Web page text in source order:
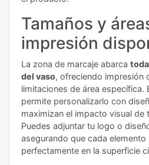
Tamaños y
impresión
La zona de marcaje abarca
del vaso, ofreciendo impresión
limitaciones de área específica.
permite personalizarlo con
maximizan el impacto visual de
Puedes adjuntar tu logo o
asegurando que cada
perfectamente en la superficie